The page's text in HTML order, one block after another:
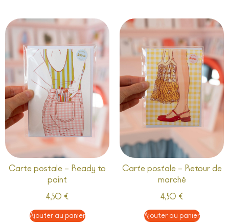
Carte postale – Ready to
paint
4,50 €
Ajouter au panier
Carte postale – Retour de
marché
4,50 €
Ajouter au panier